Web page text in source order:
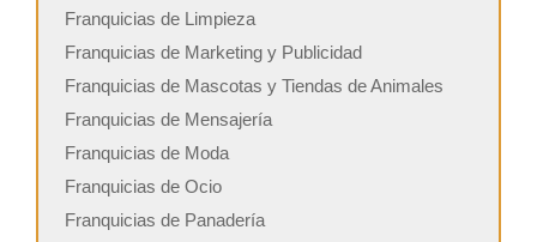
Franquicias de Limpieza
Franquicias de Marketing y Publicidad
Franquicias de Mascotas y Tiendas de Animales
Franquicias de Mensajería
Franquicias de Moda
Franquicias de Ocio
Franquicias de Panadería